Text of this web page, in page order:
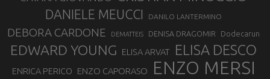
DANIELE MEUCCI DANILO LANTERMINO
DEBORA CARDONE DEMATTEIS DENISA DRAGOMIR Dodecarun
EDWARD YOUNG ELISA ARVAT ELISA DESCO
ENRICA PERICO ENZO CAPORASO ENZO MERSI